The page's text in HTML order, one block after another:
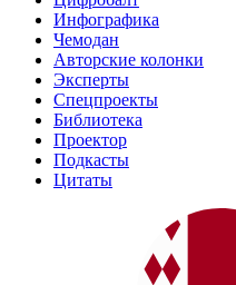
Инфографика
Чемодан
Авторские колонки
Эксперты
Спецпроекты
Библиотека
Проектор
Подкасты
Цитаты